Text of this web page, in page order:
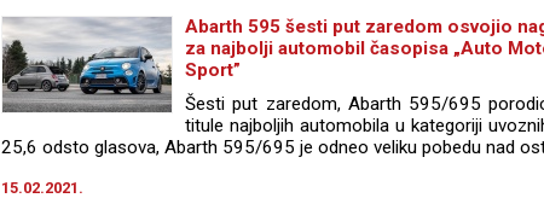
Abarth 595 šesti put zaredom osvojio
za najbolji automobil časopisa „Auto
Sport”
Šesti put zaredom, Abarth 595/695
titule najboljih automobila u kategoriji
25,6 odsto glasova, Abarth 595/695 je odneo veliku pobedu nad
15.02.2021.